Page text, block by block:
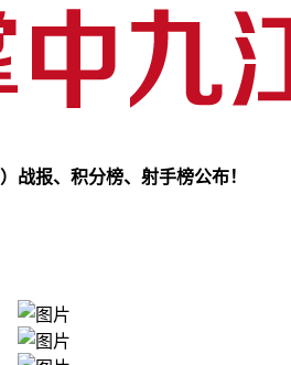
战报、积分榜、射手榜公布！